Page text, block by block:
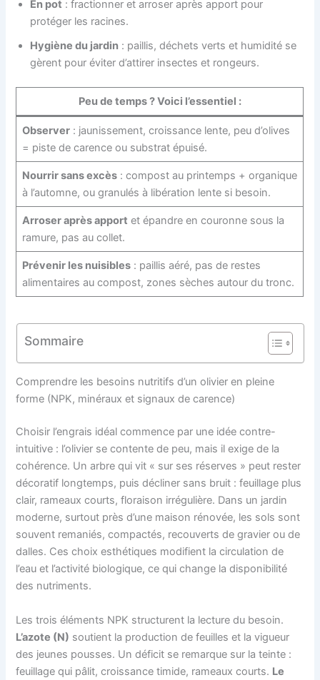
En pot : fractionner et arroser après apport pour
protéger les racines.
Hygiène du jardin : paillis, déchets verts et humidité se
gèrent pour éviter d’attirer insectes et rongeurs.
Peu de temps ? Voici l’essentiel :
Observer: jaunissement, croissance lente, peu d’olives
= piste de carence ou substrat épuisé.
Nourrir sans excès: compost au printemps + organique
à l’automne, ou granulés à libération lente si besoin.
Arroser après apport et épandre en couronne sous la
ramure, pas au collet.
Prévenir les nuisibles: paillis aéré, pas de restes
alimentaires au compost, zones sèches autour du tronc.
Sommaire
Comprendre les besoins nutritifs d’un olivier en pleine
forme (NPK, minéraux et signaux de carence)
Choisir l’engrais idéal commence par une idée contre-
intuitive : l’olivier se contente de peu, mais il exige de la
cohérence. Un arbre qui vit « sur ses réserves » peut rester
décoratif longtemps, puis décliner sans bruit : feuillage plus
clair, rameaux courts, floraison irrégulière. Dans un jardin
moderne, surtout près d’une maison rénovée, les sols sont
souvent remaniés, compactés, recouverts de gravier ou de
dalles. Ces choix esthétiques modifient la circulation de
l’eau et l’activité biologique, ce qui change la disponibilité
des nutriments.
Les trois éléments NPK structurent la lecture du besoin.
L’azote (N) soutient la production de feuilles et la vigueur
des jeunes pousses. Un déficit se remarque sur la teinte :
feuillage qui pâlit, croissance timide, rameaux courts. Le